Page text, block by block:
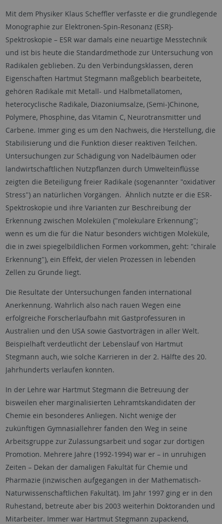
Mit dem Physiker Klaus Scheffler verfasste er die grundlegende
Monographie zur Elektronen-Spin-Resonanz (ESR)-
Spektroskopie – ESR war damals eine neuartige Messtechnik
und ist bis heute die Standardmethode zur Untersuchung von
Radikalen geblieben. Zu den Verbindungsklassen, deren
Eigenschaften Hartmut Stegmann maßgeblich bearbeitete,
gehören Radikale mit Metall- und Halbmetallatomen,
heterocyclische Radikale, Diazoniumsalze, (Semi-)Chinone,
Polymere, Phosphine, das Vitamin C, Neurotransmitter und
Carbene. Immer ging es um den Nachweis, die Herstellung, die
Stabilisierung und die Funktion dieser reaktiven Teilchen.
Untersuchungen zur Schädigung von Nadelbäumen oder
landwirtschaftlichen Nutzpflanzen durch Umwelteinflüsse
zeigten die Beteiligung freier Radikale (sogenannter "oxidativer
Stress") an natürlichen Vorgängen. Ähnlich nutzte er die ESR-
Spektroskopie und ihre Varianten zur Beschreibung der
Erkennung zwischen Molekülen ("molekulare Erkennung";
wenn es um die für die Natur besonders wichtigen Moleküle,
die in zwei spiegelbildlichen Formen vorkommen, geht: "chirale
Erkennung"), ein Effekt, der vielen Prozessen in lebenden
Zellen zu Grunde liegt.
Die Resultate der Untersuchungen fanden international
Anerkennung. Wahrlich also nach rauen Wegen eine
erfolgreiche Forscherlaufbahn mit Gastprofessuren in
Australien und den USA sowie Gastvorträgen in aller Welt.
Beispielhaft verdeutlicht der Lebenslauf von Hartmut
Stegmann auch, wie solche Karrieren in der 2. Hälfte des 20.
Jahrhunderts verlaufen konnten.
In der Lehre war Hartmut Stegmann die Betreuung der
bisweilen eher marginalisierten Lehramtskandidaten der
Chemie ein besonderes Anliegen. Nicht wenige der
zukünftigen Gymnasiallehrer fanden den Weg in seine
Arbeitsgruppe zur Zulassungsarbeit und sogar zur dortigen
Promotion. Mehrere Jahre (1992-1994) war er – in unruhigen
Zeiten – Dekan der damaligen Fakultät für Chemie und
Pharmazie (inzwischen aufgegangen in der Mathematisch-
Naturwissenschaftlichen Fakultät). Im Jahr 1997 ging er in den
Ruhestand, betreute aber bis 2003 weiterhin Doktoranden und
Mitarbeiter. Immer war Hartmut Stegmann zupackend,